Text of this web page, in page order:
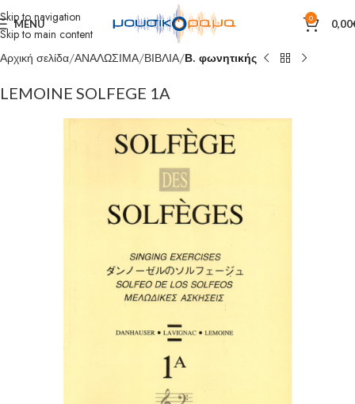
Skip to navigation
Skip to main content
MENU 0 0,00
Αρχική σελίδα ΑΝΑΛΩΣΙΜΑ ΒΙΒΛΙΑ Β. φωνητικής
LEMOINE SOLFEGE 1A